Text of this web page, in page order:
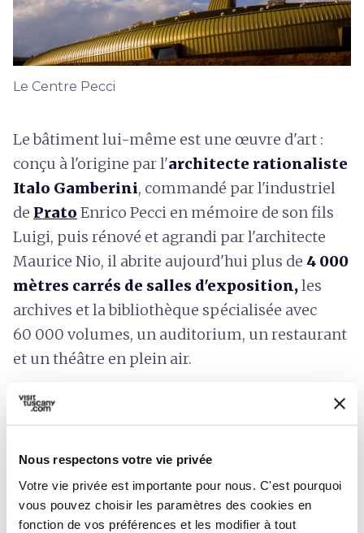
Nous respectons votre vie privée
Votre vie privée est importante pour nous. C'est pourquoi
vous pouvez choisir les paramètres des cookies en
fonction de vos préférences et les modifier à tout
Le Centre Pecci
Le bâtiment lui-même est une œuvre d'art :
conçu à l'origine par l'architecte rationaliste
Italo Gamberini, commandé par l'industriel
de Prato Enrico Pecci en mémoire de son fils
Luigi, puis rénové et agrandi par l'architecte
Maurice Nio, il abrite aujourd'hui plus de 4 000
mètres carrés de salles d'exposition,les
archives et la bibliothèque spécialisée avec
60 000 volumes, un auditorium, un restaurant
et un théâtre en plein air.
Informations sur l'accessibilité:
centropecci.it